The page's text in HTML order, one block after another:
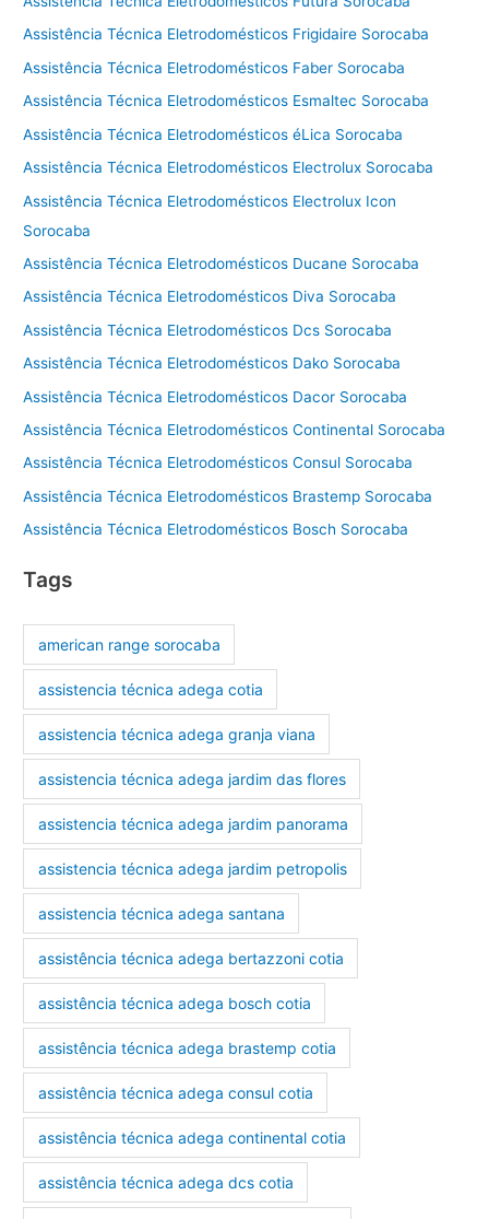
Assistência Técnica Eletrodomésticos Frigidaire Sorocaba
Assistência Técnica Eletrodomésticos Faber Sorocaba
Assistência Técnica Eletrodomésticos Esmaltec Sorocaba
Assistência Técnica Eletrodomésticos éLica Sorocaba
Assistência Técnica Eletrodomésticos Electrolux Sorocaba
Assistência Técnica Eletrodomésticos Electrolux Icon
Sorocaba
Assistência Técnica Eletrodomésticos Ducane Sorocaba
Assistência Técnica Eletrodomésticos Diva Sorocaba
Assistência Técnica Eletrodomésticos Dcs Sorocaba
Assistência Técnica Eletrodomésticos Dako Sorocaba
Assistência Técnica Eletrodomésticos Dacor Sorocaba
Assistência Técnica Eletrodomésticos Continental Sorocaba
Assistência Técnica Eletrodomésticos Consul Sorocaba
Assistência Técnica Eletrodomésticos Brastemp Sorocaba
Assistência Técnica Eletrodomésticos Bosch Sorocaba
Tags
american range sorocaba
assistencia técnica adega cotia
assistencia técnica adega granja viana
assistencia técnica adega jardim das flores
assistencia técnica adega jardim panorama
assistencia técnica adega jardim petropolis
assistencia técnica adega santana
assistência técnica adega bertazzoni cotia
assistência técnica adega bosch cotia
assistência técnica adega brastemp cotia
assistência técnica adega consul cotia
assistência técnica adega continental cotia
assistência técnica adega dcs cotia